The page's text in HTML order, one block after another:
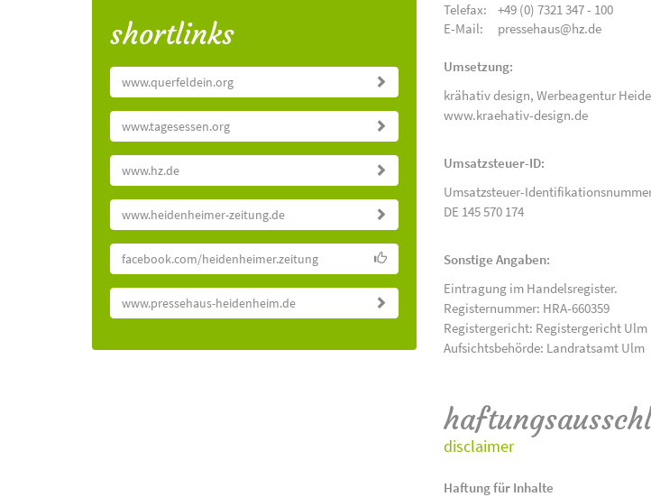
shortlinks
www.querfeldein.org
www.tagesessen.org
www.hz.de
www.heidenheimer-zeitung.de
facebook.com/heidenheimer.zeitung
www.pressehaus-heidenheim.de
Telefax:
+49 (0) 7321 347 - 100
E-Mail:
pressehaus@hz.de
Umsetzung:
krähativ design, Werbeagentur
www.kraehativ-design.de
Umsatzsteuer-ID:
Umsatzsteuer-
DE 145 570 174
Sonstige Angaben:
Eintragung im Handelsregister.
Registernummer: HRA-660359
Registergericht: Registergericht Ulm
Aufsichtsbehörde: Landratsamt Ulm
disclaimer
Haftung für Inhalte